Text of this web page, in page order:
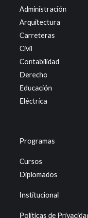
Administración
Arquitectura
Carreteras
Civil
Contabilidad
Derecho
Educación
Eléctrica
Programas
Cursos
Diplomados
Institucional
Políticas de